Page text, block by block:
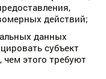
действий;
данных
субъект
этого требуют